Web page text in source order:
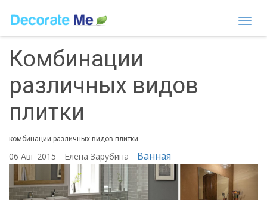
Комбинации
различных видов
плитки
комбинации различных видов плитки
06 Авг 2015 Елена Зарубина Ванная